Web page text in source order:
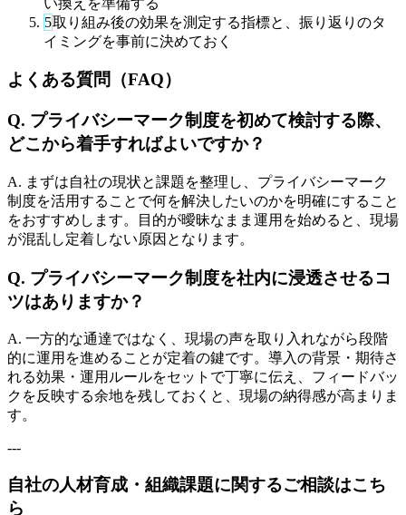
5取り組み後の効果を測定する指標と、振り返りのタ
イミングを事前に決めておく
よくある質問（FAQ）
Q. プライバシーマーク制度を初めて検討する際、
どこから着手すればよいですか？
A. まずは自社の現状と課題を整理し、プライバシーマーク
制度を活用することで何を解決したいのかを明確にすること
をおすすめします。目的が曖昧なまま運用を始めると、現場
が混乱し定着しない原因となります。
Q. プライバシーマーク制度を社内に浸透させるコ
ツはありますか？
A. 一方的な通達ではなく、現場の声を取り入れながら段階
的に運用を進めることが定着の鍵です。導入の背景・期待さ
れる効果・運用ルールをセットで丁寧に伝え、フィードバッ
クを反映する余地を残しておくと、現場の納得感が高まりま
す。
---
自社の人材育成・組織課題に関するご相談はこち
ら